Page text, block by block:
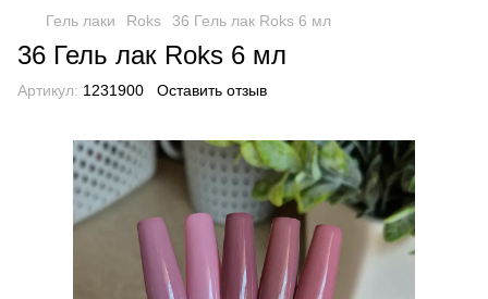
Гель лаки Roks 36 Гель лак Roks 6 мл
36 Гель лак Roks 6 мл
Артикул: 1231900 Оставить отзыв